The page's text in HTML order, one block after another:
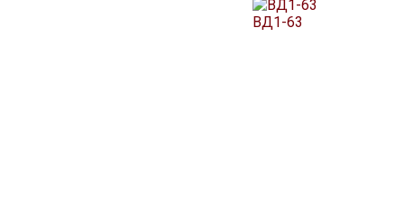
ВД1-63